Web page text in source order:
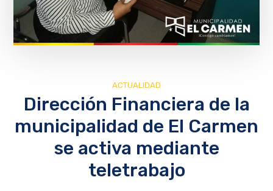
ACTUALIDAD
Dirección Financiera de la
municipalidad de El Carmen
se activa mediante
teletrabajo